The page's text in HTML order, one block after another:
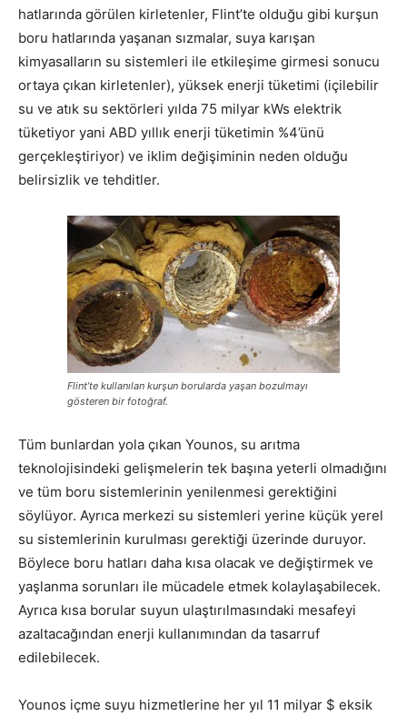
hatlarında görülen kirletenler, Flint’te olduğu gibi kurşun
boru hatlarında yaşanan sızmalar, suya karışan
kimyasalların su sistemleri ile etkileşime girmesi sonucu
ortaya çıkan kirletenler), yüksek enerji tüketimi (içilebilir
su ve atık su sektörleri yılda 75 milyar kWs elektrik
tüketiyor yani ABD yıllık enerji tüketimin %4’ünü
gerçekleştiriyor) ve iklim değişiminin neden olduğu
belirsizlik ve tehditler.
Flint’te kullanılan kurşun borularda yaşan bozulmayı
gösteren bir fotoğraf.
Tüm bunlardan yola çıkan Younos, su arıtma
teknolojisindeki gelişmelerin tek başına yeterli olmadığını
ve tüm boru sistemlerinin yenilenmesi gerektiğini
söylüyor. Ayrıca merkezi su sistemleri yerine küçük yerel
su sistemlerinin kurulması gerektiği üzerinde duruyor.
Böylece boru hatları daha kısa olacak ve değiştirmek ve
yaşlanma sorunları ile mücadele etmek kolaylaşabilecek.
Ayrıca kısa borular suyun ulaştırılmasındaki mesafeyi
azaltacağından enerji kullanımından da tasarruf
edilebilecek.
Younos içme suyu hizmetlerine her yıl 11 milyar $ eksik